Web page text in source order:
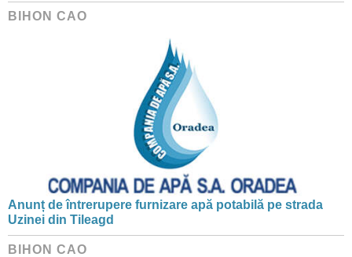
BIHON CAO
Anunț de întrerupere furnizare apă potabilă pe strada
Uzinei din Tileagd
BIHON CAO